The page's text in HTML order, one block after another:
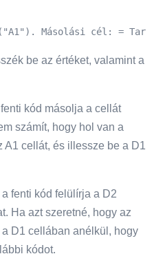
Másolási cél: =
be az értéket, valamint a
kód másolja a cellát
számít, hogy hol van a
A1 cellát, és illessze be a D1
fenti kód felülírja a D2
Ha azt szeretné, hogy az
D1 cellában anélkül, hogy
kódot.